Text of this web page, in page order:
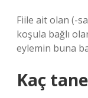
Fiile ait olan (-
koşula bağlı
eylemin buna
Kaç